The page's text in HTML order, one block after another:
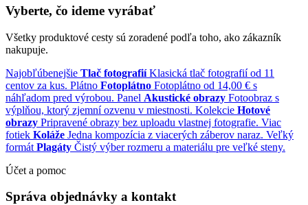
Vyberte, čo ideme vyrábať
Všetky produktové cesty sú zoradené podľa toho, ako zákazník
nakupuje.
Najobľúbenejšie Tlač fotografií Klasická tlač fotografií od 11
centov za kus. Plátno Fotoplátno Fotoplátno od 14,00 € s
náhľadom pred výrobou. Panel Akustické obrazy Fotoobraz s
výplňou, ktorý zjemní ozvenu v miestnosti. Kolekcie Hotové
obrazy Pripravené obrazy bez uploadu vlastnej fotografie. Viac
fotiek Koláže Jedna kompozícia z viacerých záberov naraz. Veľký
formát Plagáty Čistý výber rozmeru a materiálu pre veľké steny.
Účet a pomoc
Správa objednávky a kontakt